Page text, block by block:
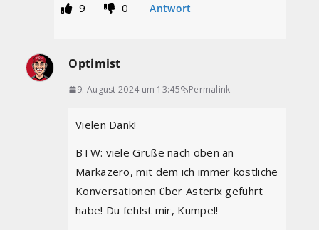
9
0 Antwort
Optimist
9. August 2024 um 13:45 Permalink
Vielen Dank!
BTW: viele Grüße nach oben an
Markazero, mit dem ich immer köstliche
Konversationen über Asterix geführt
habe! Du fehlst mir, Kumpel!